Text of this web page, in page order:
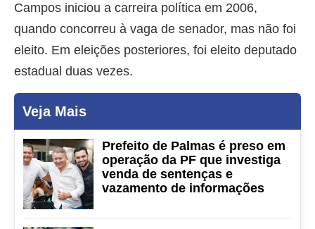
Campos iniciou a carreira política em 2006,
quando concorreu à vaga de senador, mas não foi
eleito. Em eleições posteriores, foi eleito deputado
estadual duas vezes.
Veja Mais
Prefeito de Palmas é preso em
operação da PF que investiga
venda de sentenças e
vazamento de informações